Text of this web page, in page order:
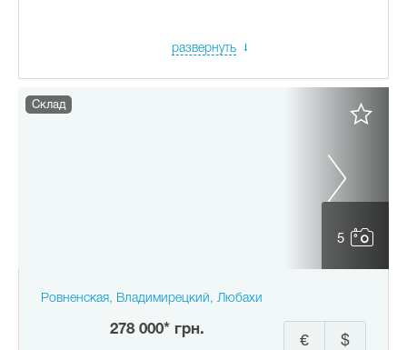
развернуть
5
Склад
Ровненская, Владимирецкий, Любахи
278 000* грн.
$
€